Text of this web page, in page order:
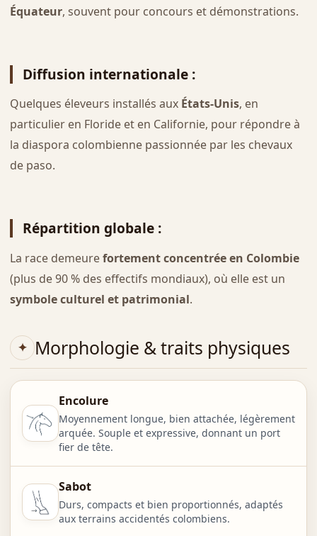
Équateur, souvent pour concours et démonstrations.
Diffusion internationale:
Quelques éleveurs installés aux États-Unis, en
particulier en Floride et en Californie, pour répondre à
la diaspora colombienne passionnée par les chevaux
de paso.
Répartition globale:
La race demeurefortement concentrée en Colombie
(plus de 90 % des effectifs mondiaux), où elle est un
symbole culturel et patrimonial.
Morphologie & traits physiques
Encolure
Moyennement longue, bien attachée, légèrement
arquée. Souple et expressive, donnant un port
fier de tête.
Sabot
Durs, compacts et bien proportionnés, adaptés
aux terrains accidentés colombiens.